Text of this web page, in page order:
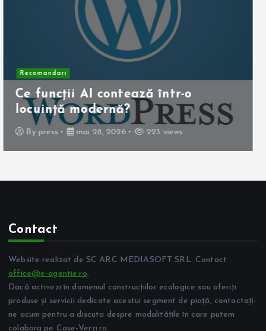
Recomandari
Operația de colecist laparoscopică:
beneficii pentru pacient
Bypress mai 10, 2026 261 views
Contact
Website realizat de SC ARC MEDIASOFT SRL. Contact
office@e-agentie.ro.
Dacă activezi în domeniul construcțiilor ecologice sau oferiți
produse și servicii dedicate acestui segment de piață, contactați-
ne acum pentru a discuta despre modalitățile în care putem
colabora pe Case-Verzi.ro.